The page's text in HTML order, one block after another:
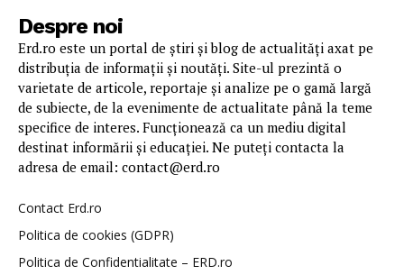
Despre noi
Erd.ro este un portal de știri și blog de actualități axat pe
distribuția de informații și noutăți. Site-ul prezintă o
varietate de articole, reportaje și analize pe o gamă largă
de subiecte, de la evenimente de actualitate până la teme
specifice de interes. Funcționează ca un mediu digital
destinat informării și educației. Ne puteți contacta la
adresa de email: contact@erd.ro
Contact Erd.ro
Politica de cookies (GDPR)
Politica de Confidentialitate – ERD.ro